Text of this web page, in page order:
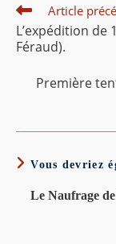
Read
more
articles
Article
L’expédition de
Féraud).
Première
Vous devriez
Le Naufrage